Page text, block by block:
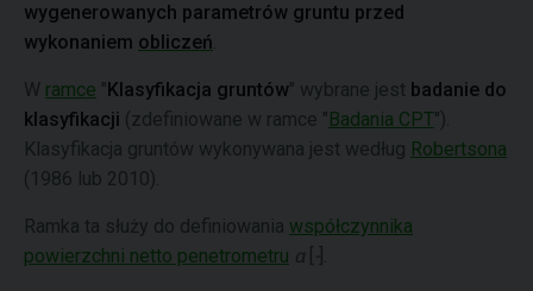
wygenerowanych parametrów gruntu przed
wykonaniem obliczeń
W ramce "Klasyfikacja gruntów" wybrane jest badanie do
klasyfikacji (zdefiniowane w ramce "Badania CPT").
Klasyfikacja gruntów wykonywana jest według Robertsona
(1986 lub 2010).
Ramka ta służy do definiowania współczynnika
powierzchni netto penetrometru α